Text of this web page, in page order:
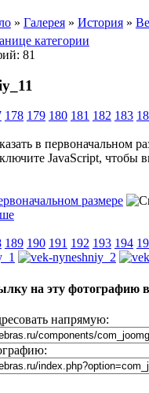
» Галерея» История»
категории
81
178 179 180 181 182 183
JavaScript, чтобы
189 190 191 192 193 194
на эту фотографию
напрямую: